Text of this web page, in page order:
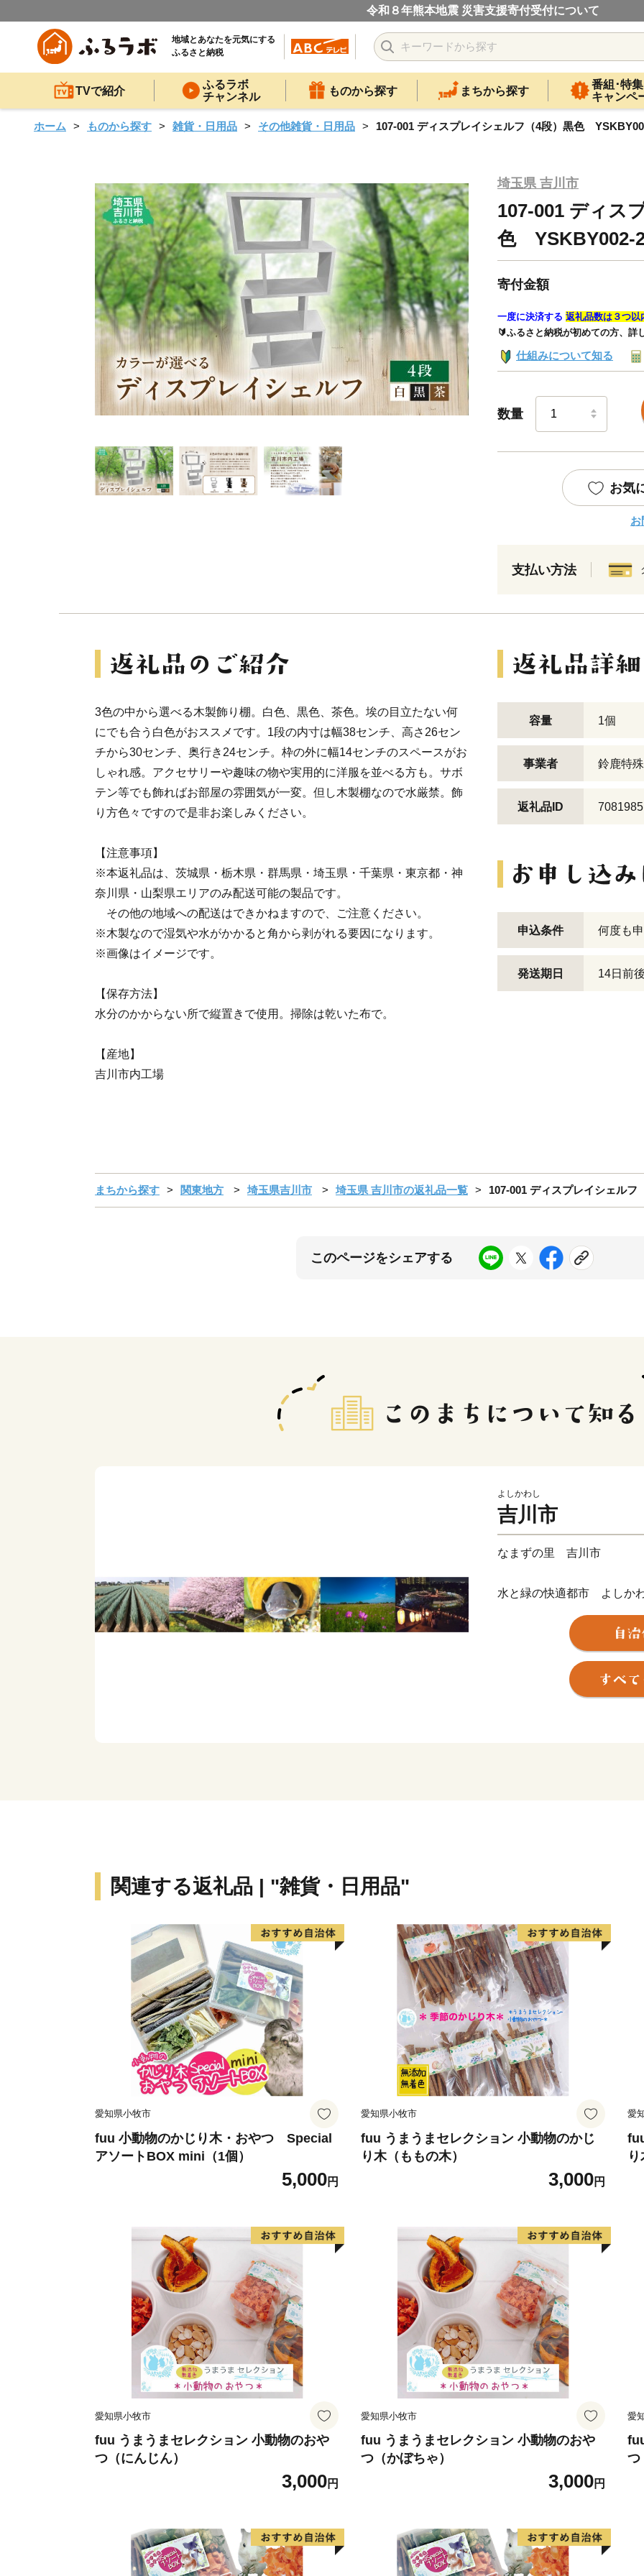
令和８年熊本地震 災害支援寄付受付について
地域とあなたを元気にする
ふるさと納税
TVで紹介
ふるラボ
チャンネル
ものから探す まちから探す
番組･特集
キャンペ
ホーム ものから探す 雑貨・日用品 その他雑貨・日用品 107-001 ディスプレイシェルフ（4段）黒色
埼玉県 吉川市
107-001 ディス
色 YSKBY002-
寄付金額
一度に決済する 返礼品数は３つ以
🔰ふるさと納税が初めての方、詳
仕組みについて知る
数量
お気
お
支払い方法
3色の中から選べる木製飾り棚。白色、黒色、茶色。埃の目立たない何
にでも合う白色がおススメです。1段の内寸は幅38センチ、高さ26セン
チから30センチ、奥行き24センチ。枠の外に幅14センチのスペースがお
しゃれ感。アクセサリーや趣味の物や実用的に洋服を並べる方も。サボ
テン等でも飾ればお部屋の雰囲気が一変。但し木製棚なので水厳禁。飾
り方色々ですので是非お楽しみください。
【注意事項】
※本返礼品は、茨城県・栃木県・群馬県・埼玉県・千葉県・東京都・神
奈川県・山梨県エリアのみ配送可能の製品です。
その他の地域への配送はできかねますので、ご注意ください。
※木製なので湿気や水がかかると角から剥がれる要因になります。
※画像はイメージです。
【保存方法】
水分のかからない所で縦置きで使用。掃除は乾いた布で。
【産地】
吉川市内工場
容量 1個
事業者 鈴鹿特
返礼品ID 7081985
申込条件 何度も
発送期日 14日前
まちから探す 関東地方 埼玉県吉川市 埼玉県 吉川市の返礼品一覧 107-001 ディスプレイシェル
このページをシェアする
よしかわし
吉川市
なまずの里 吉川市
水と緑の快適都市 よしか
吉川市は埼玉県南東部に位
中川と江戸川という大きな
都心から２５ｋｍ以内と
年々人口が増加しています
歴史上の著名人なども食し
また、稲作をはじめとする
昔から川の水を引き込んだ
そうした水場は、さまざま
なかでも”なまず”は、いた
うです。
昔の子どもたちにとって、
家に持って帰れば食材とし
でした。
この川に親しんできた歴史
吉川が「なまずの里」とい
関連する返礼品 | "雑貨・日用品"
愛知県小牧市
fuu 小動物のかじり木・おやつ Special
アソートBOX mini（1個）
5,000円
愛知県小牧市
fuu うまうまセレクション 小動物のかじ
り木（ももの木）
3,000円
愛
愛知県小牧市
fuu うまうまセレクション 小動物のおや
つ（にんじん）
3,000円
愛知県小牧市
fuu うまうまセレクション 小動物のおや
つ（かぼちゃ）
3,000円
愛
つ